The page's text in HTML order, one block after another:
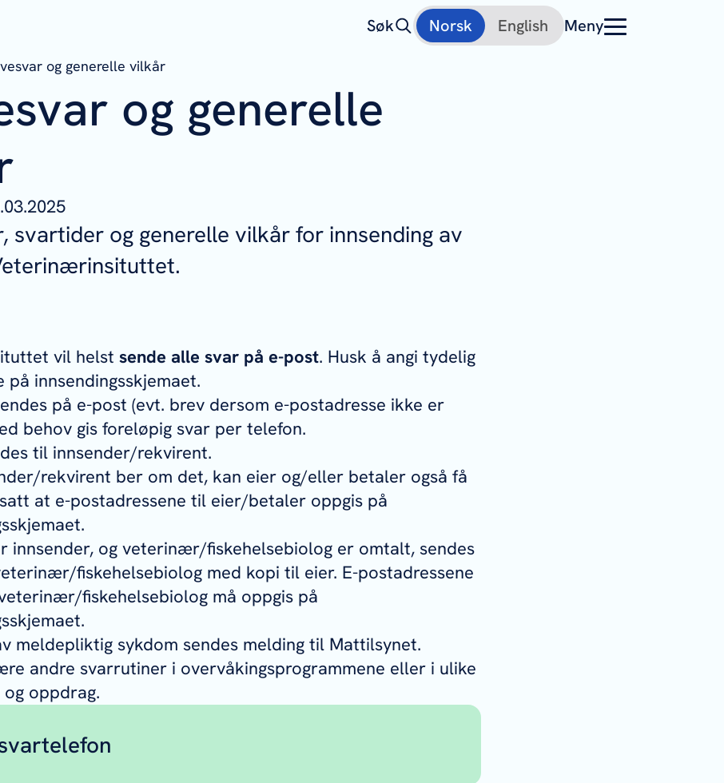
Søk Norsk English Meny
og generelle vilkår
og generelle
svartider og generelle vilkår for innsending av
vil helst sende alle svar på e-post. Husk å angi tydelig
på innsendingsskjemaet.
på e-post (evt. brev dersom e-postadresse ikke er
behov gis foreløpig svar per telefon.
til innsender/rekvirent.
rekvirent ber om det, kan eier og/eller betaler også få
at e-postadressene til eier/betaler oppgis på
innsender, og veterinær/fiskehelsebiolog er omtalt, sendes
fiskehelsebiolog med kopi til eier. E-postadressene
fiskehelsebiolog må oppgis på
meldepliktig sykdom sendes melding til Mattilsynet.
andre svarrutiner i overvåkingsprogrammene eller i ulike
oppdrag.